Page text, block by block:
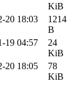
KiB
20 18:03
1214
B
19 04:57
24
KiB
20 18:05
78
KiB